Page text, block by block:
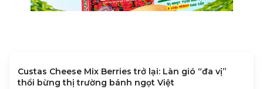
Custas Cheese Mix Berries trở lại: Làn gió “đa vị”
thổi bừng thị trường bánh ngọt Việt